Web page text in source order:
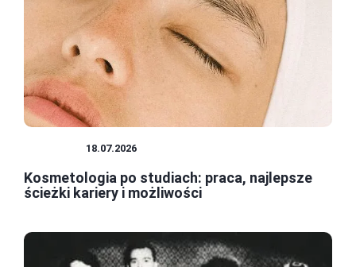
18.07.2026
Kosmetologia po studiach: praca, najlepsze
ścieżki kariery i możliwości